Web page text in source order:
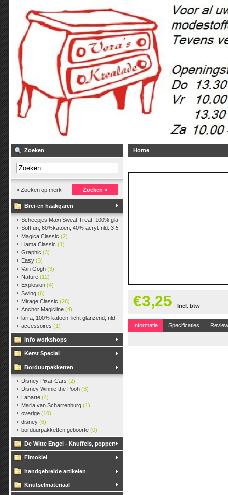
Zoeken
» Zoeken op merk Zoeken »
Brei-en haakgaren
Scheepjes Maxi Sweat Treat, 100% glanskatoen,25 gr.
Softfun, 60%katoen, 40% acryl. nld. 3,5-4. ca. 140m, 50 gr.
Magica Classic (2)
Llama Classic (1)
Graphic (3)
Easy (3)
Van Gogh (3)
Nature (12)
Explosion (4)
Swing (6)
Mirage Classic (26)
Anchor Magicline (4)
larra, 100% katoen, licht glanzend, nld. 2,5-3, ca. 125m, 50 gr.(38)
accessoires (1)
info workshops
Kerst Special
Borduurpakketten
Disney Pixar Cars (2)
Disney Winnie the Pooh (3)
Lanarte (4)
Maria van Scharrenburg (1)
overige (10)
disney (6)
borduurpakketten geboorte (0)
De Witte Engel - Knuffels, poppen
Fimoklei
handgebreide artikelen
Knutselmateriaal
Home
€3,25 Incl. btw
Informatie Specificaties